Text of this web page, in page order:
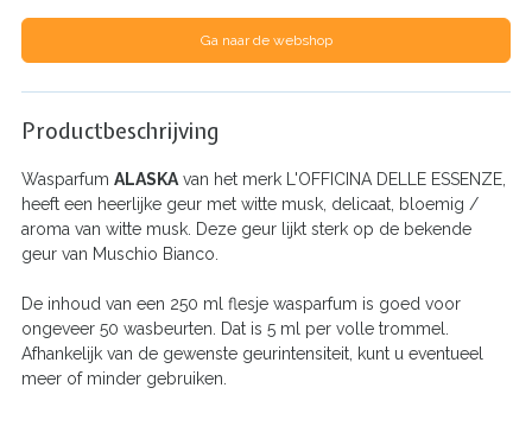
Ga naar de webshop
Productbeschrijving
Wasparfum ALASKA van het merk L'OFFICINA DELLE ESSENZE,
heeft een heerlijke geur met witte musk, delicaat, bloemig /
aroma van witte musk. Deze geur lijkt sterk op de bekende
geur van Muschio Bianco.
De inhoud van een 250 ml flesje wasparfum is goed voor
ongeveer 50 wasbeurten. Dat is 5 ml per volle trommel.
Afhankelijk van de gewenste geurintensiteit, kunt u eventueel
meer of minder gebruiken.